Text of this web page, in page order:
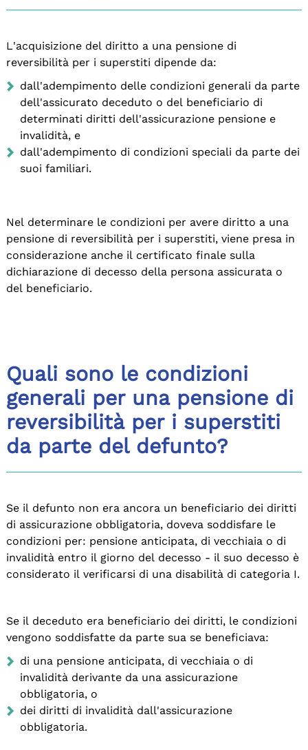
L'acquisizione del diritto a una pensione di
reversibilità per i superstiti dipende da:
dall'adempimento delle condizioni generali da parte
dell'assicurato deceduto o del beneficiario di
determinati diritti dell'assicurazione pensione e
invalidità, e
dall'adempimento di condizioni speciali da parte dei
suoi familiari.
Nel determinare le condizioni per avere diritto a una
pensione di reversibilità per i superstiti, viene presa in
considerazione anche il certificato finale sulla
dichiarazione di decesso della persona assicurata o
del beneficiario.
Quali sono le condizioni
generali per una pensione di
reversibilità per i superstiti
da parte del defunto?
Se il defunto non era ancora un beneficiario dei diritti
di assicurazione obbligatoria, doveva soddisfare le
condizioni per: pensione anticipata, di vecchiaia o di
invalidità entro il giorno del decesso - il suo decesso è
considerato il verificarsi di una disabilità di categoria I.
Se il deceduto era beneficiario dei diritti, le condizioni
vengono soddisfatte da parte sua se beneficiava:
di una pensione anticipata, di vecchiaia o di
invalidità derivante da una assicurazione
obbligatoria, o
dei diritti di invalidità dall'assicurazione
obbligatoria.